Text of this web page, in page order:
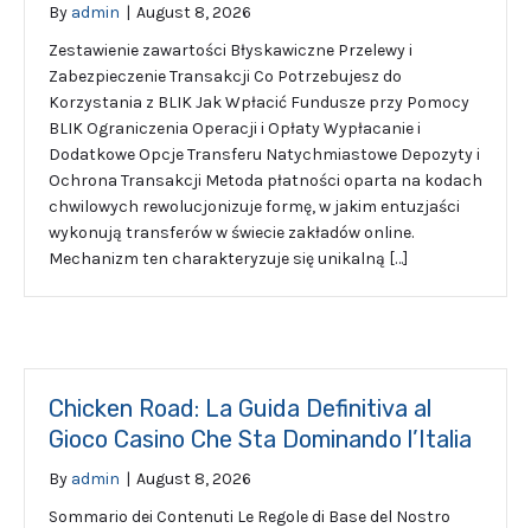
By admin | August 8, 2026
Zestawienie zawartości Błyskawiczne Przelewy i
Zabezpieczenie Transakcji Co Potrzebujesz do
Korzystania z BLIK Jak Wpłacić Fundusze przy Pomocy
BLIK Ograniczenia Operacji i Opłaty Wypłacanie i
Dodatkowe Opcje Transferu Natychmiastowe Depozyty i
Ochrona Transakcji Metoda płatności oparta na kodach
chwilowych rewolucjonizuje formę, w jakim entuzjaści
wykonują transferów w świecie zakładów online.
Mechanizm ten charakteryzuje się unikalną […]
Chicken Road: La Guida Definitiva al
Gioco Casino Che Sta Dominando l’Italia
By admin | August 8, 2026
Sommario dei Contenuti Le Regole di Base del Nostro